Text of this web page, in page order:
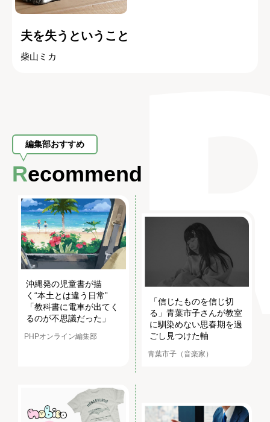
夫を失うということ
柴山ミカ
編集部おすすめ
Recommend
沖縄発の児童書が描
く“本土とは違う日常”
「教科書に電車が出てく
るのが不思議だった」
PHPオンライン編集部
「信じたものを信じ切
る」青葉市子さんが教室
に馴染めない思春期を過
ごし見つけた軸
青葉市子（音楽家）